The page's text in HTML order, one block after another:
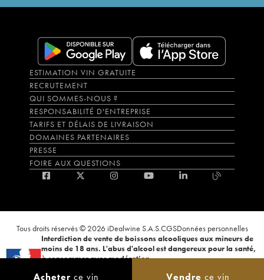
Acheter ce vin Vendre ce vin
ESTIMATION VIN GRATUITE
RECRUTEMENT
QUI SOMMES-NOUS ?
RESPONSABILITÉ D'ENTREPRISE
TARIFS ET DÉLAIS DE LIVRAISON
DOMAINES PARTENAIRES
PRESSE
FOIRE AUX QUESTIONS
Tous droits réservés © 2026 iDealwine S.A.S.CGSDonnées personnelles
Interdiction de vente de boissons alcooliques aux mineurs de
moins de 18 ans. L'abus d'alcool est dangereux pour la santé,
à consommer avec modération.